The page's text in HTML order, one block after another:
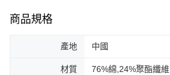
商品規格
產地 中國
材質 76%綿,24%聚酯纖維